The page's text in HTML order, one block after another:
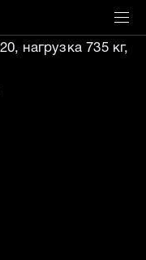
нагрузка 735 кг,